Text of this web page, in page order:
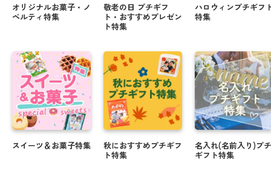
オリジナルお菓子・ノ
ベルティ特集
スイーツ＆お菓子特集
敬老の日 プチギフ
ト・おすすめプレゼン
ト特集
秋におすすめプチギフ
ト特集
ハロウィンプチギフ
特集
名入れ(名前入り)プチ
ギフト特集